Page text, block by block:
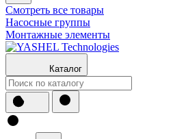
Смотреть все товары
Насосные группы
Монтажные элементы
Каталог